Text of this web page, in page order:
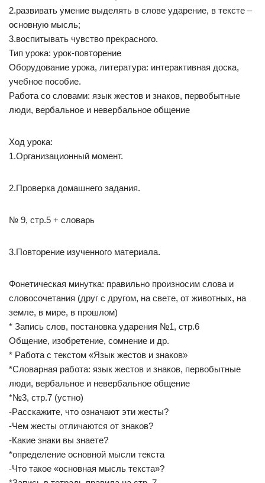
2.развивать умение выделять в слове ударение, в тексте –
основную мысль;
3.воспитывать чувство прекрасного.
Тип урока: урок-повторение
Оборудование урока, литература: интерактивная доска,
учебное пособие.
Работа со словами: язык жестов и знаков, первобытные
люди, вербальное и невербальное общение
Ход урока:
1.Организационный момент.
2.Проверка домашнего задания.
№ 9, стр.5 + словарь
3.Повторение изученного материала.
Фонетическая минутка: правильно произносим слова и
словосочетания (друг с другом, на свете, от животных, на
земле, в мире, в прошлом)
* Запись слов, постановка ударения №1, стр.6
Общение, изобретение, сомнение и др.
* Работа с текстом «Язык жестов и знаков»
*Словарная работа: язык жестов и знаков, первобытные
люди, вербальное и невербальное общение
*№3, стр.7 (устно)
-Расскажите, что означают эти жесты?
-Чем жесты отличаются от знаков?
-Какие знаки вы знаете?
*определение основной мысли текста
-Что такое «основная мысль текста»?